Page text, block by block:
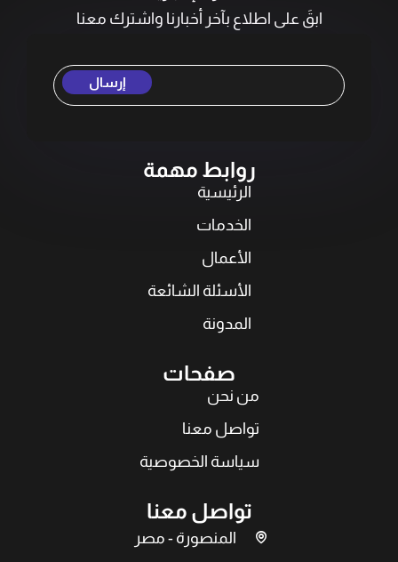
ابقَ على اطلاع بآخر أخبارنا واشترك معنا
إرسال
روابط مهمة
الرئيسية
الخدمات
الأعمال
الأسئلة الشائعة
المدونة
صفحات
من نحن
تواصل معنا
سياسة الخصوصية
تواصل معنا
المنصورة - مصر